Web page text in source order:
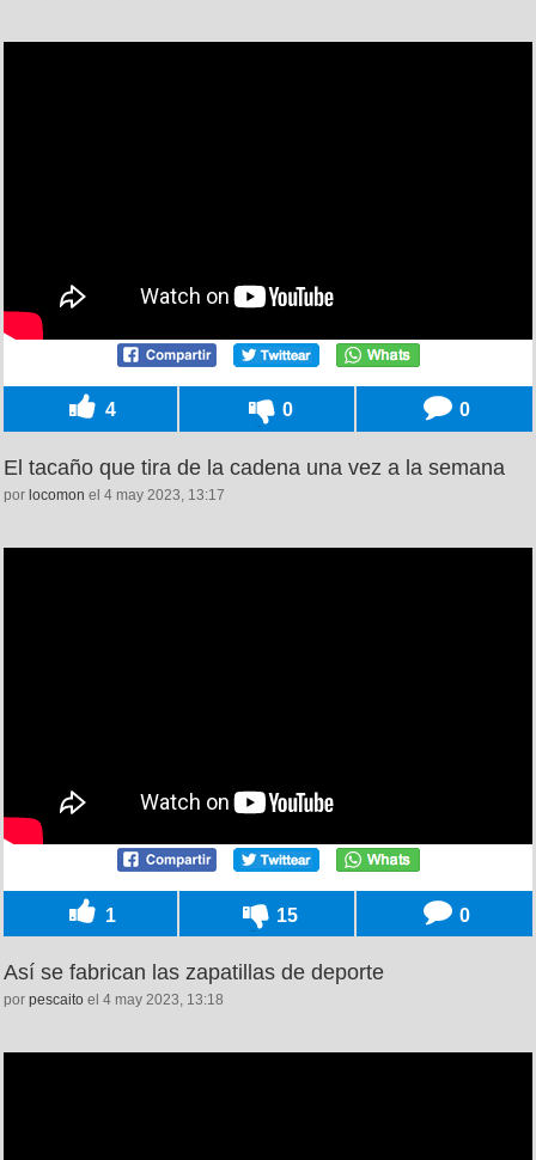
4 0 0
El tacaño que tira de la cadena una vez a la semana
por locomon el 4 may 2023, 13:17
1 15 0
Así se fabrican las zapatillas de deporte
por pescaito el 4 may 2023, 13:18